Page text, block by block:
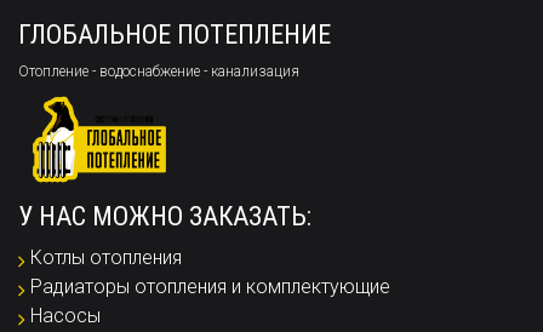
ГЛОБАЛЬНОЕ ПОТЕПЛЕНИЕ
Отопление - водоснабжение - канализация
У НАС МОЖНО ЗАКАЗАТЬ:
Котлы отопления
Радиаторы отопления и комплектующие
Насосы